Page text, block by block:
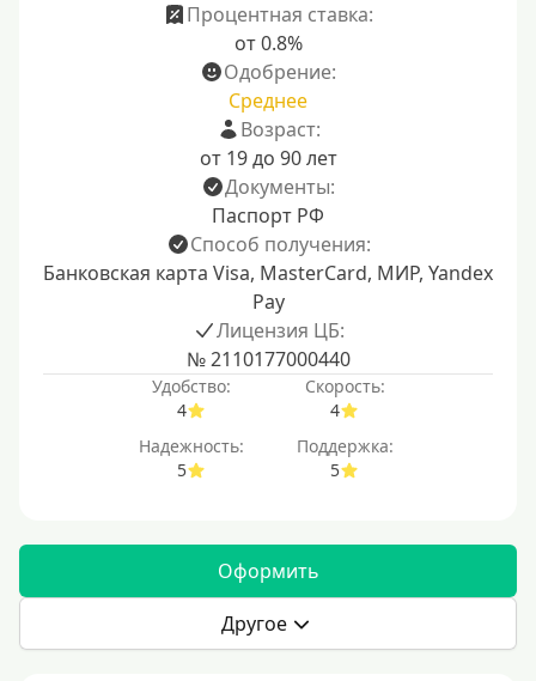
Процентная ставка:
от 0.8%
Одобрение:
Среднее
Возраст:
от 19 до 90 лет
Документы:
Паспорт РФ
Способ получения:
Банковская карта Visa, MasterCard, МИР, Yandex
Pay
Лицензия ЦБ:
№ 2110177000440
Удобство:
4
Скорость:
4
Надежность:
5
Поддержка:
5
Оформить
Другое